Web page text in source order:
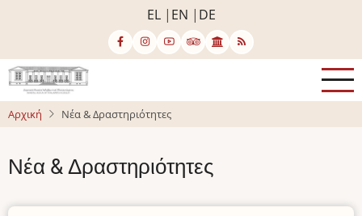
κυρίως
περιεχόμενο
EL EN DE
Αρχική Νέα & Δραστηριότητες
Νέα & Δραστηριότητες